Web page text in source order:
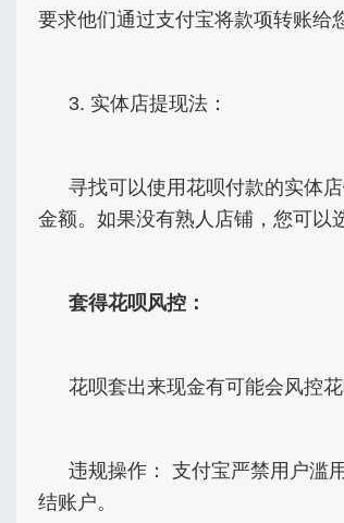
要求他们通过支付宝将款项转账给
3. 实体店提现法：
寻找可以使用花呗付款的实体
金额。如果没有熟人店铺，您可以
套得花呗风控：
花呗套出来现金有可能会风控花
违规操作： 支付宝严禁用户滥
结账户。